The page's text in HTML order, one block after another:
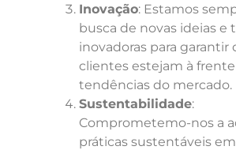
Inovação: Estamos
busca de novas ideias e
inovadoras para garantir
clientes estejam à
tendências do mercado.
Sustentabilidade:
Comprometemo-nos a
práticas sustentáveis